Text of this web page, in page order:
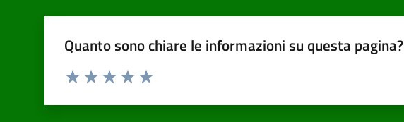
Quanto sono chiare le informazioni su questa pagina?
Valuta da 1 a 5 stelle la pagina